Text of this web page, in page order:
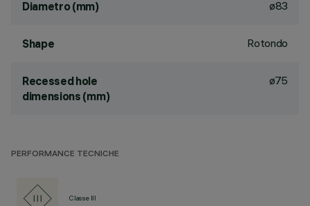
Diametro (mm) ø83
Shape Rotondo
Recessed hole
dimensions (mm)
ø75
PERFORMANCE TECNICHE
Classe III